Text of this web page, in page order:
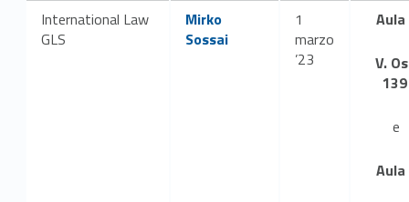
International Law
GLS
Link identifier #identifier__17056-6
Mirko
Sossai
1
marzo
’23
Aula
V.
139
e
Aula